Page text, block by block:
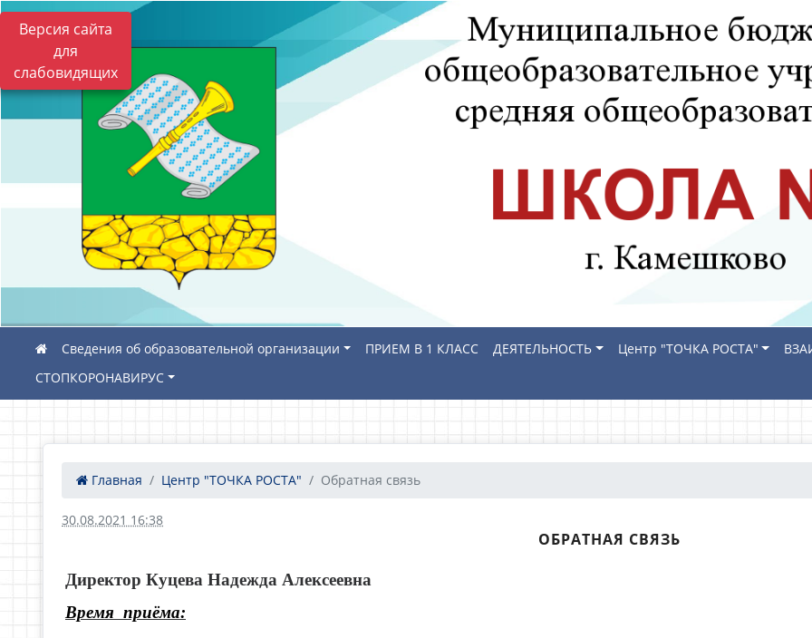
Версия сайта
для
слабовидящих
Сведения об образовательной организации ПРИЕМ В 1 КЛАСС ДЕЯТЕЛЬНОСТЬ Центр "ТОЧКА РОСТА"
СТОПКОРОНАВИРУС
Главная Центр "ТОЧКА РОСТА" Обратная связь
30.08.2021 16:38
ОБРАТНАЯ СВЯЗЬ
Директор Куцева Надежда Алексеевна
Время приёма: